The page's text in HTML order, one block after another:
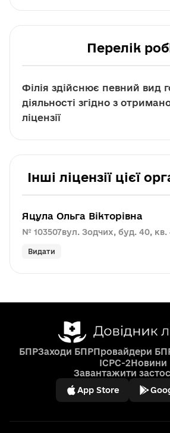
Перелік
Філія здійснює певний вид
діяльності згідно з
ліцензії
Інші ліцензії цієї
Яцула Ольга Вікторівна
№ 103507вул. Зодчих, буд. 40, кв.
Видати
БПРЗаходи БПРПровайдери
ICPC-2Новини
Завантажити
App Store